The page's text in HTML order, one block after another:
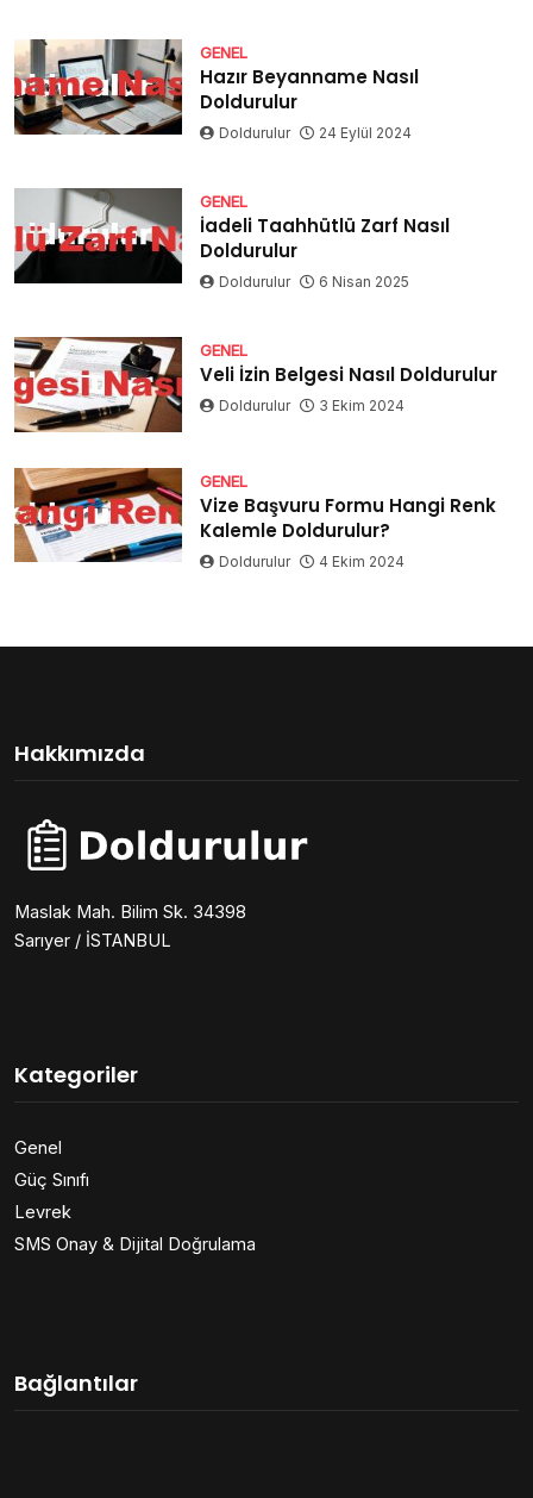
GENEL
Hazır Beyanname Nasıl
Doldurulur
Doldurulur 24 Eylül 2024
GENEL
İadeli Taahhütlü Zarf Nasıl
Doldurulur
Doldurulur 6 Nisan 2025
GENEL
Veli İzin Belgesi Nasıl Doldurulur
Doldurulur 3 Ekim 2024
GENEL
Vize Başvuru Formu Hangi Renk
Kalemle Doldurulur?
Doldurulur 4 Ekim 2024
Hakkımızda
Maslak Mah. Bilim Sk. 34398
Sarıyer / İSTANBUL
Kategoriler
Genel
Güç Sınıfı
Levrek
SMS Onay & Dijital Doğrulama
Bağlantılar